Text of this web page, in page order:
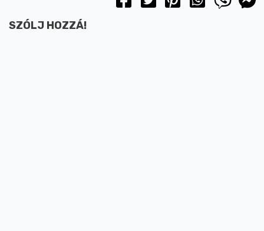
SZÓLJ HOZZÁ!